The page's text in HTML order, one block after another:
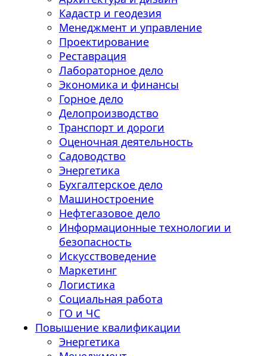
Кадастр и геодезия
Менеджмент и управление
Проектирование
Реставрация
Лабораторное дело
Экономика и финансы
Горное дело
Делопроизводство
Транспорт и дороги
Оценочная деятельность
Садоводство
Энергетика
Бухгалтерское дело
Машиностроение
Нефтегазовое дело
Информационные технологии и
безопасность
Искусствоведение
Маркетинг
Логистика
Социальная работа
ГО и ЧС
Повышение квалификации
Энергетика